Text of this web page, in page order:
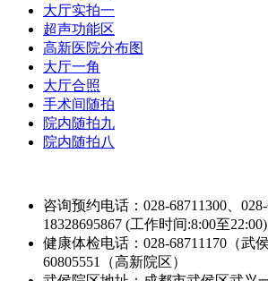
大厅实拍一
超声功能区
高新医院分布图
大厅一角
大厅合照
手术间随拍
院内随拍九
院内随拍八
咨询预约电话：028-68711300、028-
18328695867 (工作时间:8:00至22:00)
健康体检电话：028-68711170（武
60805551（高新院区）